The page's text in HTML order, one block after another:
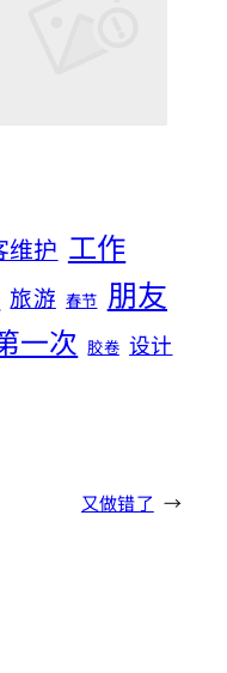
维护 工作
旅游 春节 朋友
一次 胶卷 设计
又做错了 →